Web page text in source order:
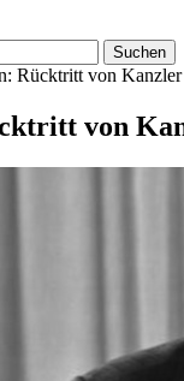
Rücktritt von
von